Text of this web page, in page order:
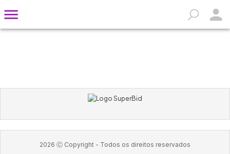
2026 Ⓒ Copyright - Todos os direitos reservados